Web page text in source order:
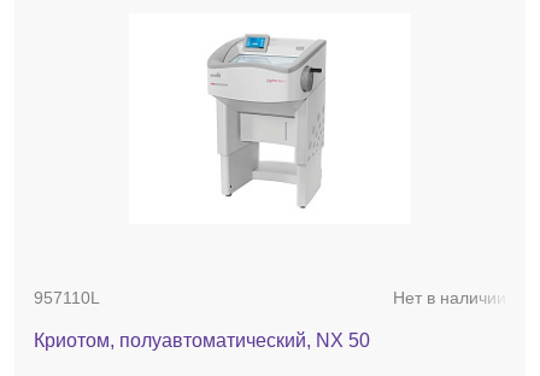
957110L Нет в наличии
Криотом, полуавтоматический, NX 50